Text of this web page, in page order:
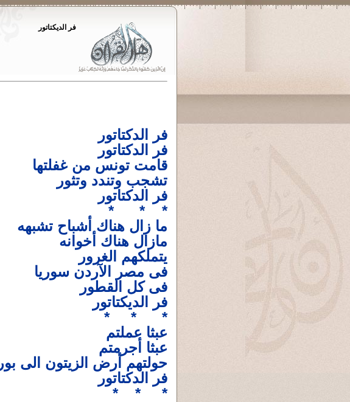
فر الديكتاتور
فر الدكتاتور
فر الدكتاتور
قامت تونس من غفلتها
تشجب وتندد وتثور
فر الدكتاتور
* * *
ما زال هناك أشباح تشبهه
مازال هناك أخوانه
يتملكهم الغرور
فى مصر الآردن سوريا
فى كل القطور
فر الديكتاتور
* * *
عبثا عملتم
عبثا أجرمتم
حولتهم أرض الزيتون الى بور
فر الدكتاتور
* * *